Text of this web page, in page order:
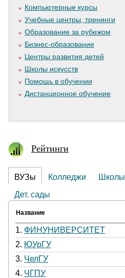
Компьютерные курсы
Учебные центры, тренинги
Образование за рубежом
Бизнес-образование
Центры развития детей
Школы искусств
Помощь в обучении
Дистанционное обучение
Рейтинги
ВУЗы Колледжи
Школы
Дет. сады
Название
1. ФИНУНИВЕРСИТЕТ
2. ЮУрГУ
3. ЧелГУ
4. ЧГПУ